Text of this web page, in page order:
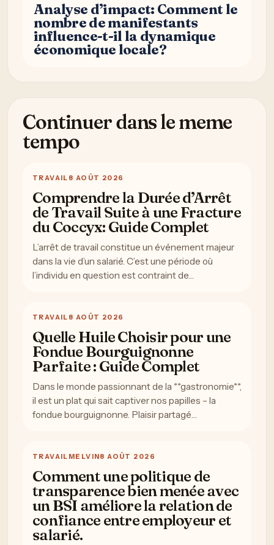
Analyse d’impact: Comment le
nombre de manifestants
influence-t-il la dynamique
économique locale?
Continuer dans le meme
tempo
TRAVAIL 8 AOÛT 2026
Comprendre la Durée d’Arrêt
de Travail Suite à une Fracture
du Coccyx: Guide Complet
L’arrêt de travail constitue un événement majeur
dans la vie d’un salarié. C’est une période où
l’individu en question est contraint de…
TRAVAIL 8 AOÛT 2026
Quelle Huile Choisir pour une
Fondue Bourguignonne
Parfaite : Guide Complet
Dans le monde passionnant de la **gastronomie**,
il est un plat qui sait captiver nos papilles – la
fondue bourguignonne. Plaisir partagé…
TRAVAIL MELVIN8 AOÛT 2026
Comment une politique de
transparence bien menée avec
un BSI améliore la relation de
confiance entre employeur et
salarié.